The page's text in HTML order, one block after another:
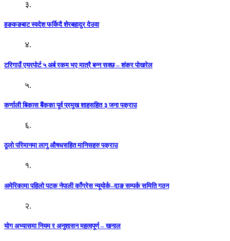
३.
हङकङबाट स्वदेश फर्किदै शेरबहादुर देउवा
४.
टरिगाउँ एयरपोर्ट ५ अर्ब रकम भए मात्रै बन्न सक्छ – शंकर पोखरेल
५.
कर्णाली बिकास बैंकका पूर्व प्रमुख शाहसहित ३ जना पक्राउ
६.
ठूलो परिमानमा लागु औषधसहित मानिसहरु पक्राउ
१.
अमेरिकामा पहिलो पटक नेपाली काँग्रेस न्यूयोर्क–दाङ सम्पर्क समिति गठन
२.
योग अभ्यासमा नियम र अनुशासन महत्वपूर्ण – खनाल